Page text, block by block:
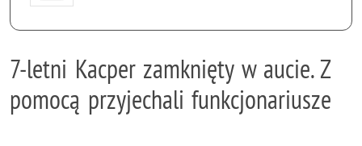
7-letni Kacper zamknięty w aucie. Z
pomocą przyjechali funkcjonariusze